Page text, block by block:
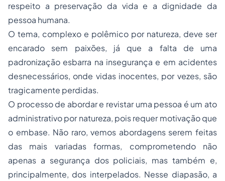
respeito a preservação da vida e a dignidade da
pessoa humana.
O tema, complexo e polêmico por natureza, deve ser
encarado sem paixões, já que a falta de uma
padronização esbarra na insegurança e em acidentes
desnecessários, onde vidas inocentes, por vezes, são
tragicamente perdidas.
O processo de abordar e revistar uma pessoa é um ato
administrativo por natureza, pois requer motivação que
o embase. Não raro, vemos abordagens serem feitas
das mais variadas formas, comprometendo não
apenas a segurança dos policiais, mas também e,
principalmente, dos interpelados. Nesse diapasão, a